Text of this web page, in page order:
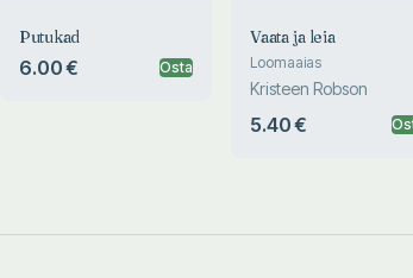
Putukad
6.00 € Osta
Vaata ja leia
Loomaaias
Kristeen Robson
5.40 €